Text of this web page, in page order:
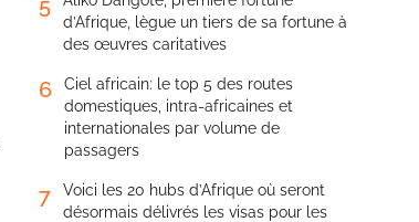
5
d’Afrique, lègue un tiers de sa fortune à
des œuvres caritatives
6
Ciel africain: le top 5 des routes
domestiques, intra-africaines et
internationales par volume de
passagers
7
Voici les 20 hubs d’Afrique où seront
désormais délivrés les visas pour les